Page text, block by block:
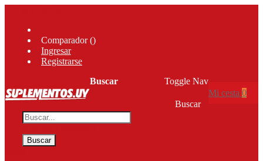
Comparador ()
Ingresar
Registrarse
Mi cesta 0
Toggle Nav
Buscar
Buscar
Buscar